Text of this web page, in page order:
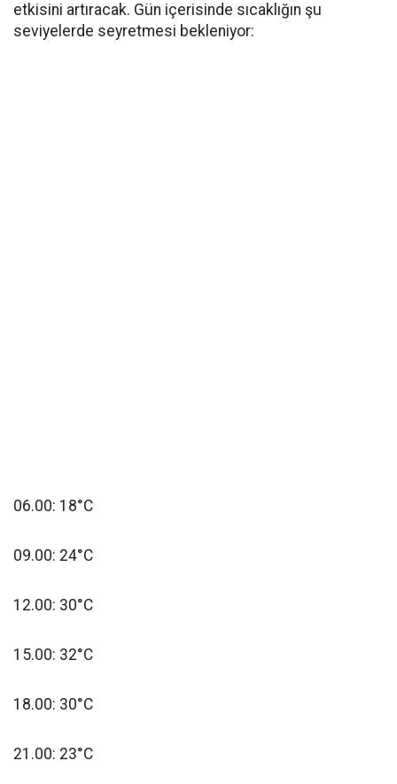
etkisini artıracak. Gün içerisinde sıcaklığın şu
seviyelerde seyretmesi bekleniyor:
06.00: 18°C
09.00: 24°C
12.00: 30°C
15.00: 32°C
18.00: 30°C
21.00: 23°C